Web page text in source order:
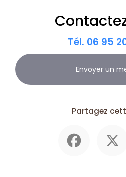
Tél. 06 95
Envoyer un
Partagez